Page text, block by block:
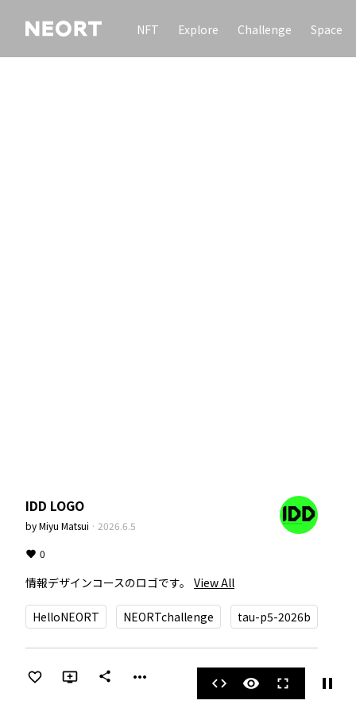
NFT Explore Challenge Space
IDD LOGO
byMiyu Matsui · 2026.6.5
0
情報デザインコースのロゴです。 View All
HelloNEORT NEORTchallenge tau-p5-2026b
share more_horiz code visibility fullscreen pause